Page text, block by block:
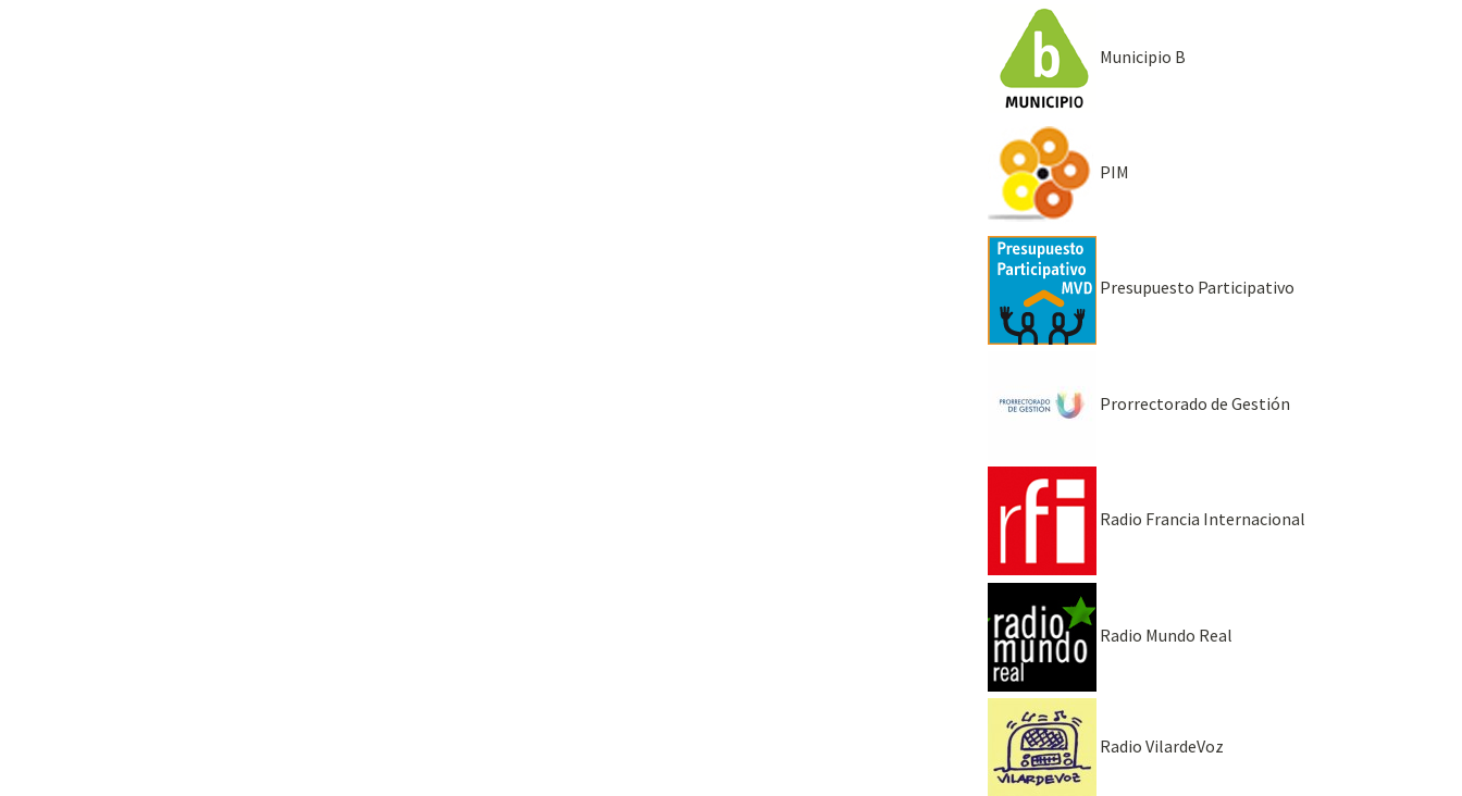
Municipio B
PIM
Presupuesto Participativo
Prorrectorado de Gestión
Radio Francia Internacional
Radio Mundo Real
Radio VilardeVoz